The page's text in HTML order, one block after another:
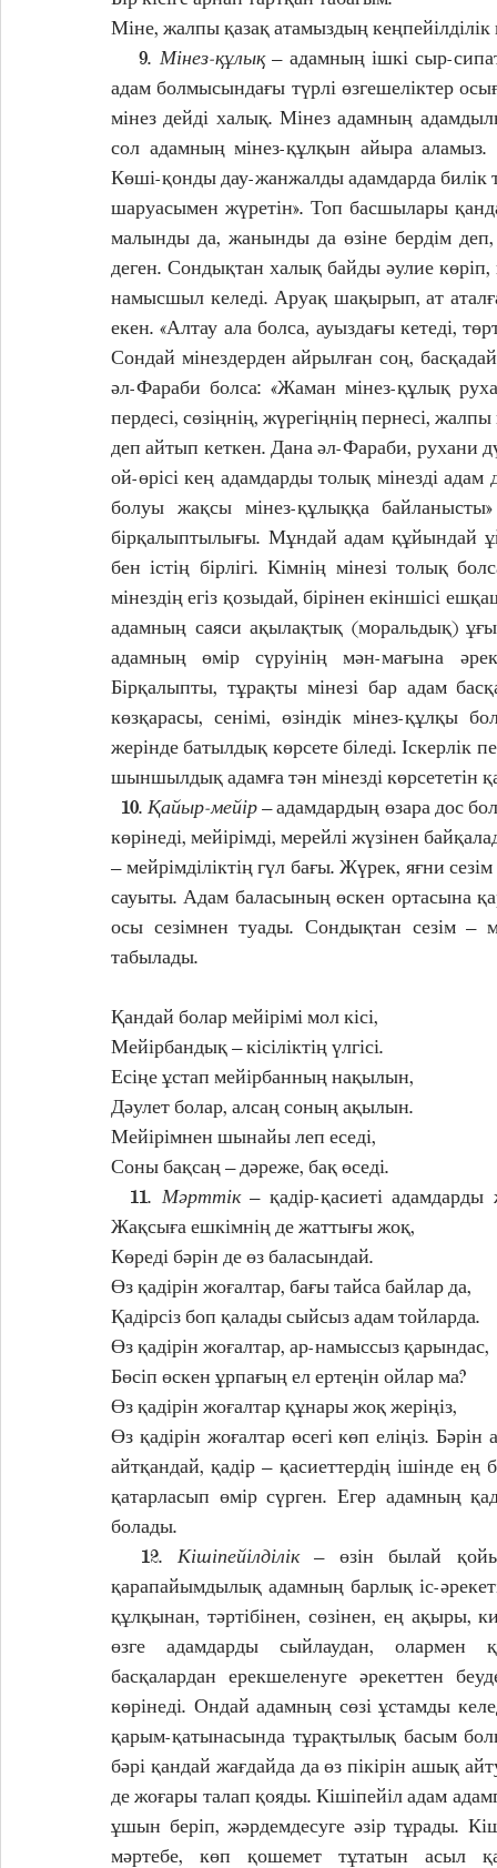
Міне, жалпы қазақ атамыздың кеңпейілділік
    9.
Мінез-құлық – адамның ішкі сыр-
адам болмысындағы түрлі өзгешеліктер
мінез дейді халық. Мінез адамның
сол адамның мінез-құлқын айыра
Көші-қонды дау-жанжалды адамдарда билік
шаруасымен жүретін». Топ басшылары
малынды да, жанынды да өзіне бердім
деген. Сондықтан халық байды әулие
намысшыл келеді. Аруақ шақырып, ат
екен. «Алтау ала болса, ауыздағы кетеді,
Сондай мінездерден айрылған соң,
әл-Фараби болса: «Жаман мінез-құлық
пердесі, сөзіңнің, жүрегіңнің пернесі,
деп айтып кеткен. Дана әл-Фараби, рухани
ой-өрісі кең адамдарды толық мінезді
болуы жақсы мінез-құлыққа
бірқалыптылығы. Мұндай адам құйындай
бен істің бірлігі. Кімнің мінезі толық
мінездің егіз қозыдай, бірінен екіншісі
адамның саяси ақылақтық (моральдық)
адамның өмір сүруінің мән-мағына
Бірқалыпты, тұрақты мінезі бар адам
көзқарасы, сенімі, өзіндік мінез-құлқы
жерінде батылдық көрсете біледі. Іскерлік
шыншылдық адамға тән мінезді көрсететін
  10.
Қайыр-мейір – адамдардың өзара дос
көрінеді, мейірімді, мерейлі жүзінен
– мейрімділіктің гүл бағы. Жүрек, яғни
сауыты. Адам баласының өскен ортасына
осы сезімнен туады. Сондықтан сезім –
табылады.
Қандай болар мейірімі мол кісі,
Мейірбандық – кісіліктің үлгісі.
Есіңе ұстап мейірбанның нақылын,
Дәулет болар, алсаң соның ақылын.
Мейірімнен шынайы леп еседі,
Соны бақсаң – дәреже, бақ өседі.
  11.
Мәрттік – қадір-қасиеті адамдарды
Жақсыға ешкімнің де жаттығы жоқ,
Көреді бәрін де өз баласындай.
Өз қадірін жоғалтар, бағы тайса байлар да,
Қадірсіз боп қалады сыйсыз адам тойларда.
Өз қадірін жоғалтар, ар-намыссыз қарындас,
Бөсіп өскен ұрпағың ел ертеңін ойлар ма?
Өз қадірін жоғалтар құнары жоқ жеріңіз,
Өз қадірін жоғалтар өсегі көп еліңіз. Бәрін
айтқандай, қадір – қасиеттердің ішінде
қатарласып өмір сүрген. Егер адамның
болады.
  12.
Кішіпейілділік – өзін былай қойып,
қарапайымдылық адамның барлық іс-
құлқынан, тәртібінен, сөзінен, ең ақыры,
өзге адамдарды сыйлаудан, олармен
басқалардан ерекшеленуге әрекеттен
көрінеді. Ондай адамның сөзі ұстамды
қарым-қатынасында тұрақтылық басым
бәрі қандай жағдайда да өз пікірін ашық
де жоғары талап қояды. Кішіпейіл адам
ұшын беріп, жәрдемдесуге әзір тұрады.
мәртебе, көп қошемет тұтатын асыл